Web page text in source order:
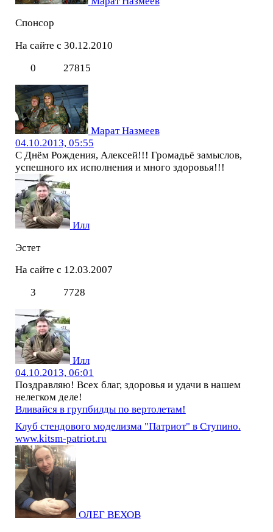
Спонсор
На сайте с 30.12.2010
0
27815
Марат Назмеев
04.10.2013, 05:55
С Днём Рождения, Алексей!!! Громадьё замыслов,
успешного их исполнения и много здоровья!!!
Илл
Эстет
На сайте с 12.03.2007
3
7728
Илл
04.10.2013, 06:01
Поздравляю! Всех благ, здоровья и удачи в нашем
нелегком деле!
Вливайся в групбилды по вертолетам!
Клуб стендового моделизма "Патриот" в Ступино.
www.kitsm-patriot.ru
ОЛЕГ ВЕХОВ